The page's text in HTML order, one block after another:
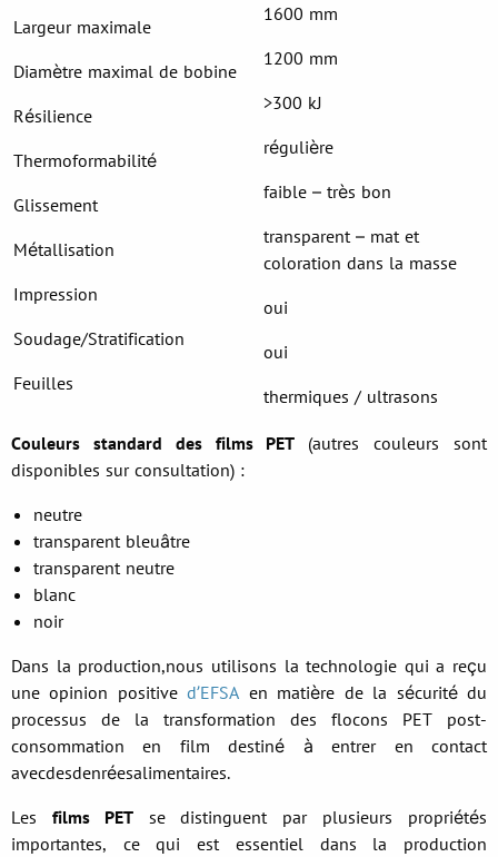
Largeur maximale
Diamètre maximal de bobine
Résilience
Thermoformabilité
Glissement
Métallisation
Impression
Soudage/Stratification
Feuilles
1600 mm
1200 mm
>300 kJ
régulière
faible – très bon
transparent – mat et
coloration dans la masse
oui
oui
thermiques / ultrasons
Couleurs standard des films PET (autres couleurs sont
disponibles sur consultation) :
neutre
transparent bleuâtre
transparent neutre
blanc
noir
Dans la production,nous utilisons la technologie qui a reçu
une opinion positived’EFSA en matière de la sécurité du
processus de la transformation des flocons PET post-
consommation en film destiné à entrer en contact
avecdesdenréesalimentaires.
Les films PETse distinguent par plusieurs propriétés
importantes, ce qui est essentiel dans la production